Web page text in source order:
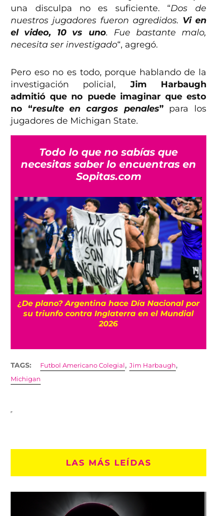
una disculpa no es suficiente. “Dos de
nuestros jugadores fueron agredidos. Vi en
el video, 10 vs uno. Fue bastante malo,
necesita ser investigado“, agregó.
Pero eso no es todo, porque hablando de la
investigación policial, Jim Harbaugh
admitió que no puede imaginar que esto
no “resulte en cargos penales” para los
jugadores de Michigan State.
Todo lo que no sabías que
necesitas saber lo encuentras en
Sopitas.com
¿De plano? Argentina hace Día Nacional por
su triunfo contra Inglaterra en el Mundial
2026
TAGS: Futbol Americano Colegial ,Jim Harbaugh,
Michigan
LAS MÁS LEÍDAS